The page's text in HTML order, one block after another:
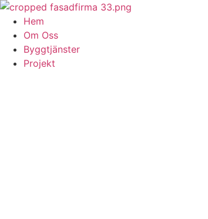
Skip
content
Hem
Om Oss
Byggtjänster
Projekt